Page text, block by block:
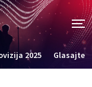
2025 Glasajte